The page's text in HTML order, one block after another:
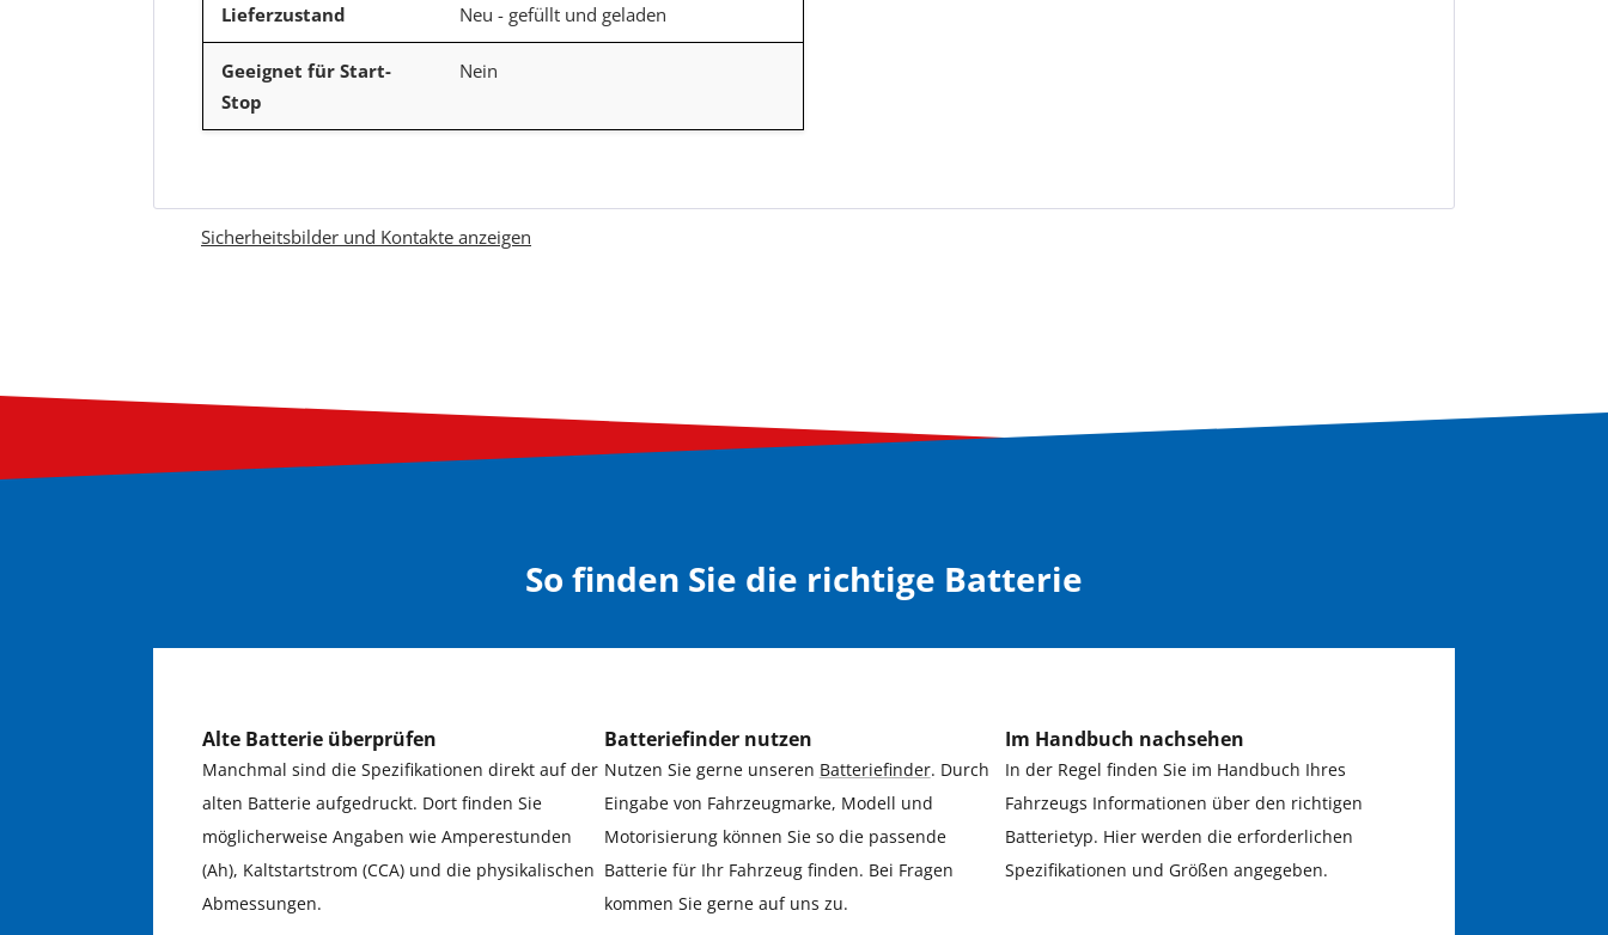
Lieferzustand Neu - gefüllt und geladen
Geeignet für Start-
Stop
Nein
Sicherheitsbilder und Kontakte anzeigen
So finden Sie die richtige Batterie
Alte Batterie überprüfen
Manchmal sind die Spezifikationen direkt auf der
alten Batterie aufgedruckt. Dort finden Sie
möglicherweise Angaben wie Amperestunden
(Ah), Kaltstartstrom (CCA) und die physikalischen
Abmessungen.
Batteriefinder nutzen
Nutzen Sie gerne unseren Batteriefinder. Durch
Eingabe von Fahrzeugmarke, Modell und
Motorisierung können Sie so die passende
Batterie für Ihr Fahrzeug finden. Bei Fragen
kommen Sie gerne auf uns zu.
Im Handbuch nachsehen
In der Regel finden Sie im Handbuch Ihres
Fahrzeugs Informationen über den richtigen
Batterietyp. Hier werden die erforderlichen
Spezifikationen und Größen angegeben.